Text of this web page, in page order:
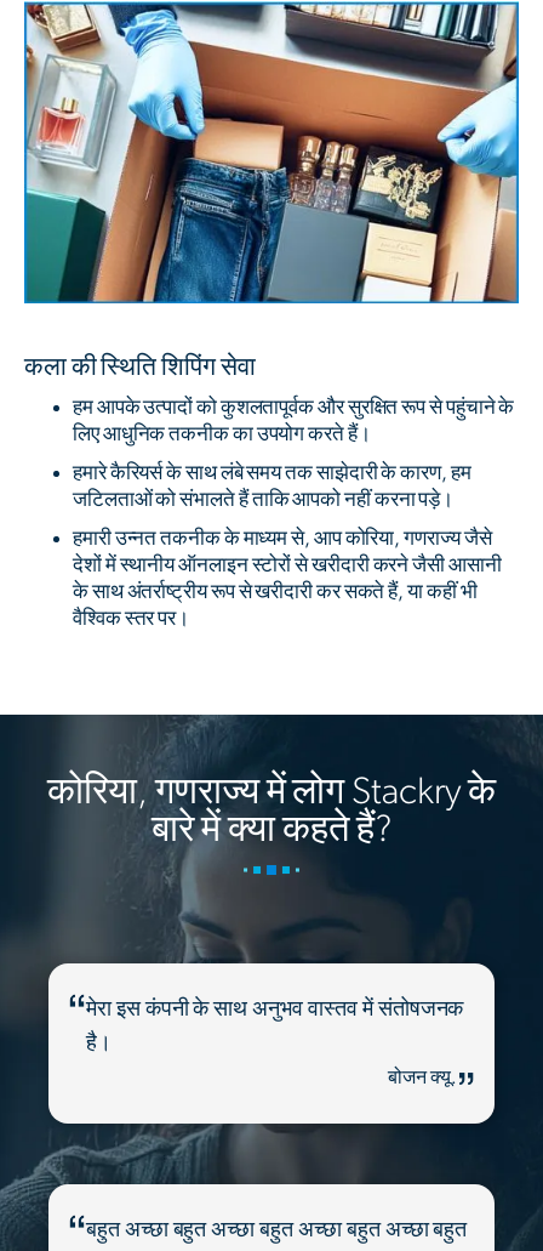
कला की स्थिति शिपिंग सेवा
हम आपके उत्पादों को कुशलतापूर्वक और सुरक्षित रूप से पहुंचाने के
लिए आधुनिक तकनीक का उपयोग करते हैं।
हमारे कैरियर्स के साथ लंबे समय तक साझेदारी के कारण, हम
जटिलताओं को संभालते हैं ताकि आपको नहीं करना पड़े।
हमारी उन्नत तकनीक के माध्यम से, आप कोरिया, गणराज्य जैसे
देशों में स्थानीय ऑनलाइन स्टोरों से खरीदारी करने जैसी आसानी
के साथ अंतर्राष्ट्रीय रूप से खरीदारी कर सकते हैं, या कहीं भी
वैश्विक स्तर पर।
कोरिया, गणराज्य में लोग Stackry के
बारे में क्या कहते हैं?
मेरा इस कंपनी के साथ अनुभव वास्तव में संतोषजनक
है।
बोजन क्यू.
बहुत अच्छा बहुत अच्छा बहुत अच्छा बहुत अच्छा बहुत